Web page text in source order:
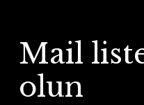
Mail
olun